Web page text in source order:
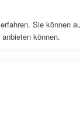
Sie
können.